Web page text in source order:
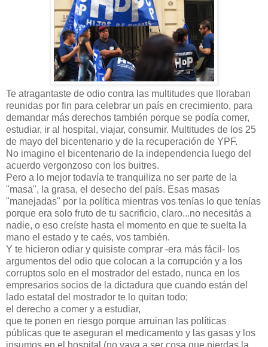
Te atragantaste de odio contra las multitudes que lloraban
reunidas por fin para celebrar un país en crecimiento, para
demandar más derechos también porque se podía comer,
estudiar, ir al hospital, viajar, consumir. Multitudes de los 25
de mayo del bicentenario y de la recuperación de YPF.
No imagino el bicentenario de la independencia luego del
acuerdo vergonzoso con los buitres.
Pero a lo mejor todavía te tranquiliza no ser parte de la
"masa", la grasa, el desecho del país. Esas masas
"manejadas" por la política mientras vos tenías lo que tenías
porque era solo fruto de tu sacrificio, claro...no necesitás a
nadie, o eso creíste hasta el momento en que te suelta la
mano el estado y te caés, vos también.
Y te hicieron odiar y quisiste comprar -era más fácil- los
argumentos del odio que colocan a la corrupción y a los
corruptos solo en el mostrador del estado, nunca en los
empresarios socios de la dictadura que cuando están del
lado estatal del mostrador te lo quitan todo;
el derecho a comer y a estudiar,
que te ponen en riesgo porque arruinan las políticas
públicas que te aseguran el medicamento y las gasas y los
insumos en el hospital (no vaya a ser cosa que pierdas la